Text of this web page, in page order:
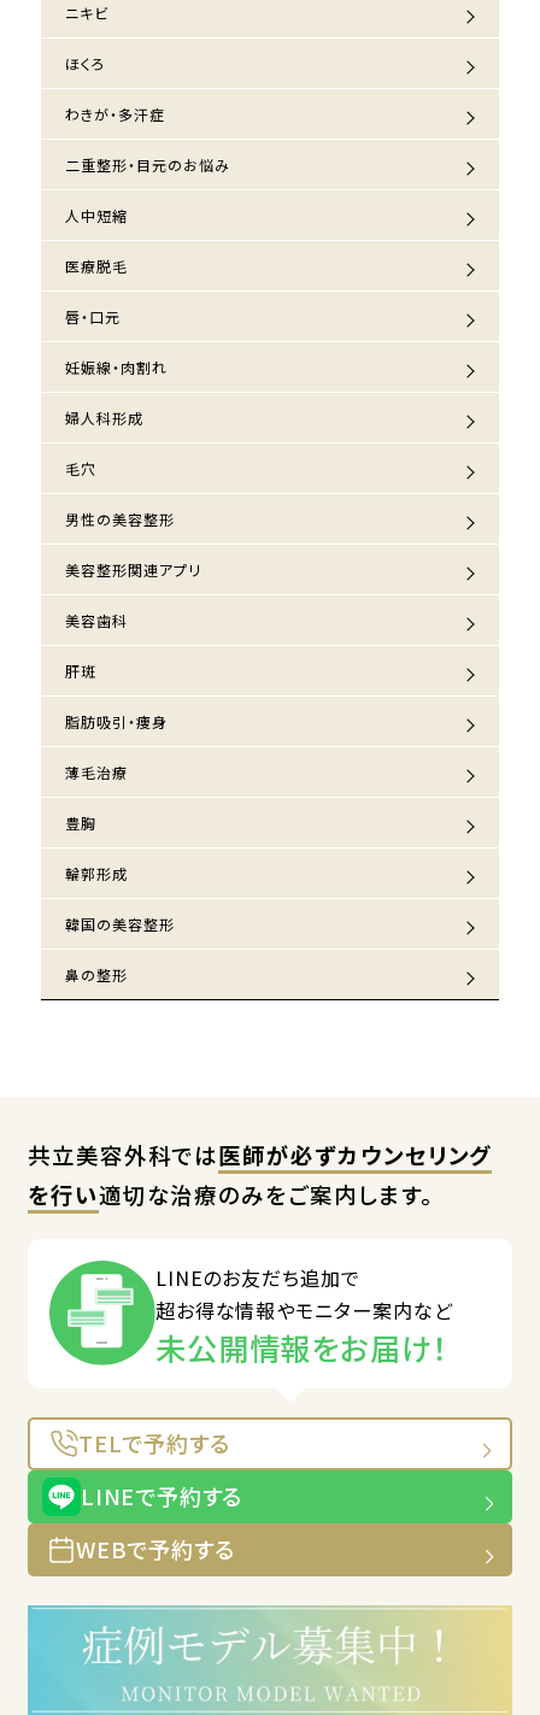
ニキビ
ほくろ
わきが・多汗症
二重整形・目元のお悩み
人中短縮
医療脱毛
唇・口元
妊娠線・肉割れ
婦人科形成
毛穴
男性の美容整形
美容整形関連アプリ
美容歯科
肝斑
脂肪吸引・痩身
薄毛治療
豊胸
輪郭形成
韓国の美容整形
鼻の整形
共立美容外科では医師が必ずカウンセリング
を行い適切な治療のみをご案内します。
LINEのお友だち追加で
超お得な情報やモニター案内など
未公開情報をお届け！
TELで予約する
LINEで予約する
WEBで予約する